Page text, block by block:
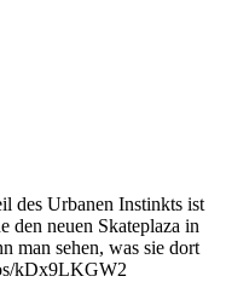
des Urbanen Instinkts ist
den neuen Skateplaza in
man sehen, was sie dort
kDx9LKGW2